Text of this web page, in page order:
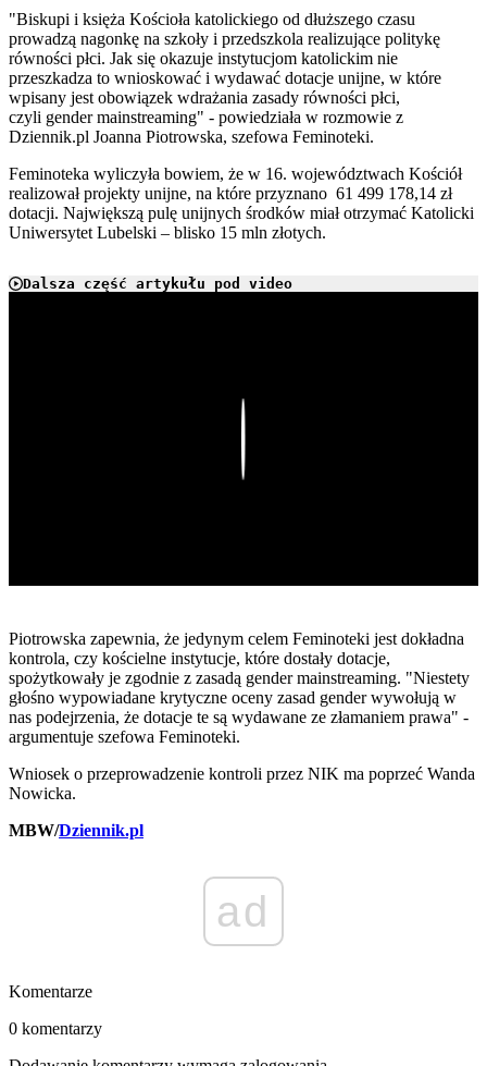
"Biskupi i księża Kościoła katolickiego od dłuższego czasu
prowadzą nagonkę na szkoły i przedszkola realizujące politykę
równości płci. Jak się okazuje instytucjom katolickim nie
przeszkadza to wnioskować i wydawać dotacje unijne, w które
wpisany jest obowiązek wdrażania zasady równości płci,
czyli gender mainstreaming" - powiedziała w rozmowie z
Dziennik.pl Joanna Piotrowska, szefowa Feminoteki.
Feminoteka wyliczyła bowiem, że w 16. województwach Kościół
realizował projekty unijne, na które przyznano 61 499 178,14 zł
dotacji. Największą pulę unijnych środków miał otrzymać Katolicki
Uniwersytet Lubelski – blisko 15 mln złotych.
Dalsza część artykułu pod video
Piotrowska zapewnia, że jedynym celem Feminoteki jest dokładna
kontrola, czy kościelne instytucje, które dostały dotacje,
spożytkowały je zgodnie z zasadą gender mainstreaming. "Niestety
głośno wypowiadane krytyczne oceny zasad gender wywołują w
nas podejrzenia, że dotacje te są wydawane ze złamaniem prawa" -
argumentuje szefowa Feminoteki.
Wniosek o przeprowadzenie kontroli przez NIK ma poprzeć Wanda
Nowicka.
MBW/Dziennik.pl
ad
Komentarze
0 komentarzy